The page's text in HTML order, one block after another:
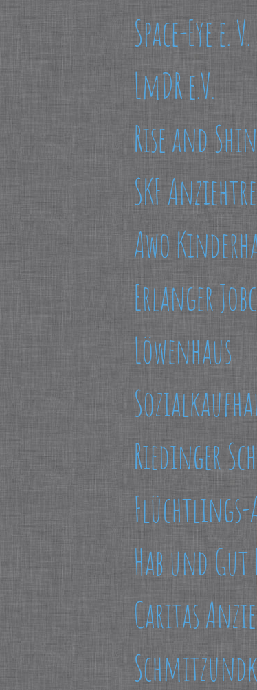
Space-Eye e. V.
LmDR e.V.
Rise and
SKF
Awo
Erlanger
Löwenhaus
Riedinger
Flüchtlings-
Hab und
Caritas